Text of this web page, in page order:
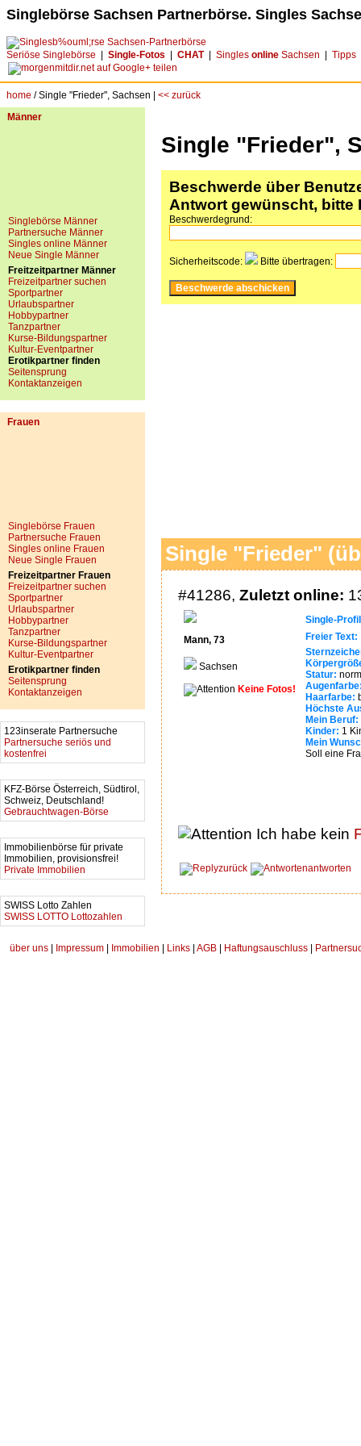
Singlebörse Sachsen Partnerbörse. Singles
Seriöse Singlebörse Single-Fotos CHAT| Singles online Sachsen Tipps
home / Single "Frieder", Sachsen | << zurück
Männer
Singlebörse Männer
Partnersuche Männer
Singles online Männer
Neue Single Männer
Freitzeitpartner Männer
Freizeitpartner suchen
Sportpartner
Urlaubspartner
Hobbypartner
Tanzpartner
Kurse-Bildungspartner
Kultur-Eventpartner
Erotikpartner finden
Seitensprung
Kontaktanzeigen
Frauen
Singlebörse Frauen
Partnersuche Frauen
Singles online Frauen
Neue Single Frauen
Freizeitpartner Frauen
Freizeitpartner suchen
Sportpartner
Urlaubspartner
Hobbypartner
Tanzpartner
Kurse-Bildungspartner
Kultur-Eventpartner
Erotikpartner finden
Seitensprung
Kontaktanzeigen
123inserate Partnersuche
Partnersuche seriös und
kostenfrei
KFZ-Börse Österreich, Südtirol,
Schweiz, Deutschland!
Gebrauchtwagen-Börse
Immobilienbörse für private
Immobilien, provisionsfrei!
Private Immobilien
SWISS Lotto Zahlen
SWISS LOTTO Lottozahlen
Single "Frieder",
Beschwerde über
Antwort gewünscht, bitte
Beschwerdegrund:
Sicherheitscode: Bitte übertragen:
Single "Frieder"
#41286, Zuletzt online:
Mann, 73
Sachsen
Keine Fotos!
Single-
Freier Text:
Statur:
Haarfarbe:
Höchste
Mein Beruf:
Kinder: 1
Mein
Soll eine
Ich habe kein
zurück antworten
über uns Impressum Immobilien Links AGB Haftungsauschluss